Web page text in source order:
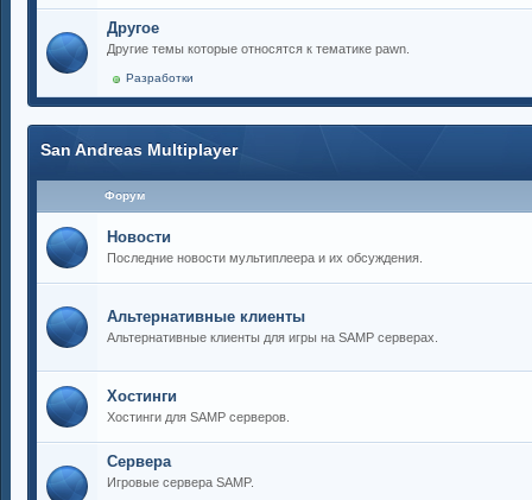
Другое
Другие темы которые относятся к тематике pawn.
Разработки
San Andreas Multiplayer
Форум
Новости
Последние новости мультиплеера и их обсуждения.
Альтернативные клиенты
Альтернативные клиенты для игры на SAMP серверах.
Хостинги
Хостинги для SAMP серверов.
Сервера
Игровые сервера SAMP.